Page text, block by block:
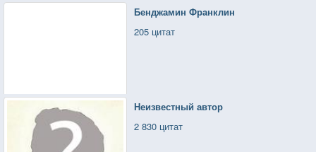
Бенджамин Франклин
205 цитат
Неизвестный автор
2 830 цитат